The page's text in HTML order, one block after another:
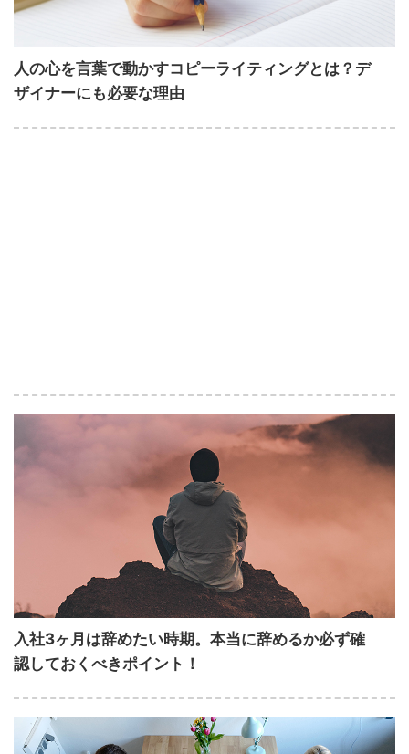
人の心を言葉で動かすコピーライティングとは？デ
ザイナーにも必要な理由
入社3ヶ月は辞めたい時期。本当に辞めるか必ず確
認しておくべきポイント！